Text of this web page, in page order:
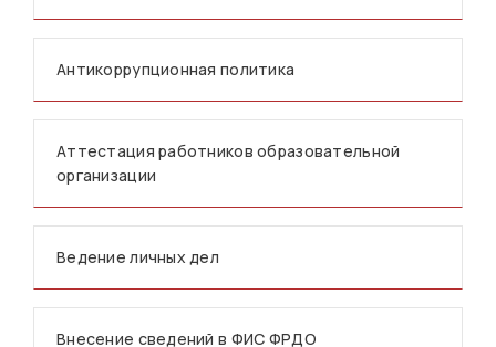
Антикоррупционная политика
Аттестация работников образовательной
организации
Ведение личных дел
Внесение сведений в ФИС ФРДО